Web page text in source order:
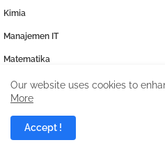
Manajemen IT
Matematika
Metode
Office
PAT PAS UAS
Our website uses cookies to
More
Accept !